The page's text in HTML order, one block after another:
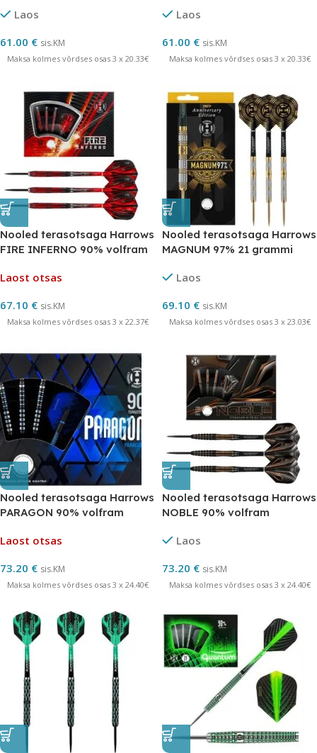
Laos
61.00 € sis.KM
Maksa kolmes võrdses osas 3 x 20.33€
Laos
61.00 € sis.KM
Maksa kolmes võrdses osas 3 x 20.33€
Nooled terasotsaga Harrows
FIRE INFERNO 90% volfram
Laost otsas
67.10 € sis.KM
Maksa kolmes võrdses osas 3 x 22.37€
Nooled terasotsaga Harrows
MAGNUM 97% 21 grammi
Laos
69.10 € sis.KM
Maksa kolmes võrdses osas 3 x 23.03€
Nooled terasotsaga Harrows
PARAGON 90% volfram
Laost otsas
73.20 € sis.KM
Maksa kolmes võrdses osas 3 x 24.40€
Nooled terasotsaga Harrows
NOBLE 90% volfram
Laos
73.20 € sis.KM
Maksa kolmes võrdses osas 3 x 24.40€